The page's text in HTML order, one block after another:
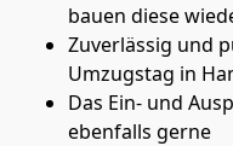
bauen diese
Zuverlässig und
Umzugstag in
Das Ein- und
ebenfalls gerne